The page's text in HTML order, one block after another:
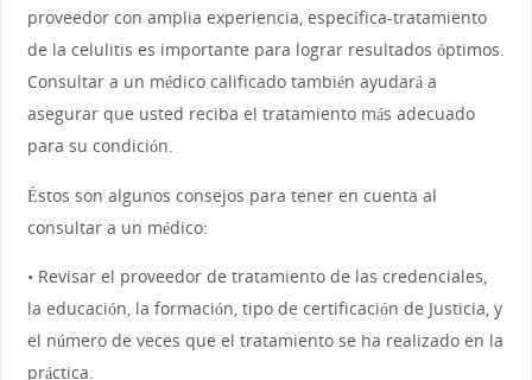
proveedor con amplia experiencia, específica-tratamiento
de la celulitis es importante para lograr resultados óptimos.
Consultar a un médico calificado también ayudará a
asegurar que usted reciba el tratamiento más adecuado
para su condición.
Éstos son algunos consejos para tener en cuenta al
consultar a un médico:
• Revisar el proveedor de tratamiento de las credenciales,
la educación, la formación, tipo de certificación de Justicia, y
el número de veces que el tratamiento se ha realizado en la
práctica.